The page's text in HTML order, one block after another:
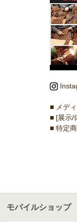
■ メデ
■ [展示/
■ 特定
モバイルショップ